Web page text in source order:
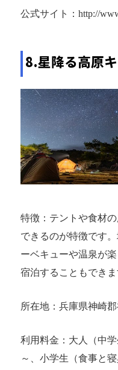
公式サイト：http://
8.星降る高原
特徴：テントや食材
できるのが特徴です
ーベキューや温泉が
宿泊することもできま
所在地：兵庫県神崎
利用料金：大人（中
～、小学生（食事と